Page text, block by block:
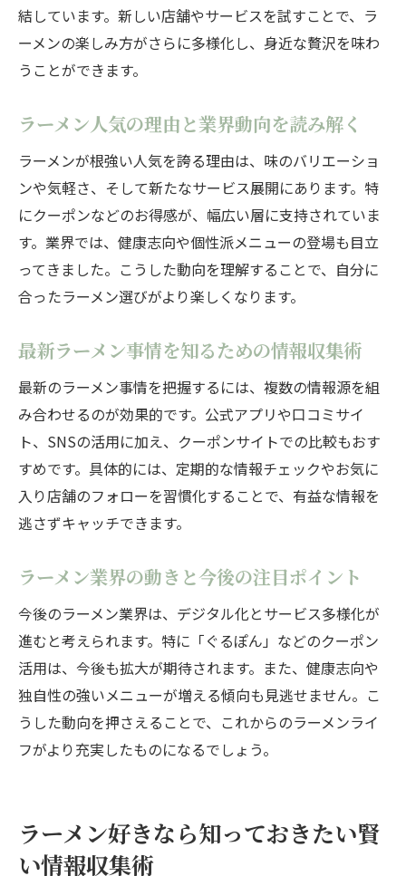
結しています。新しい店舗やサービスを試すことで、ラ
ーメンの楽しみ方がさらに多様化し、身近な贅沢を味わ
うことができます。
ラーメン人気の理由と業界動向を読み解く
ラーメンが根強い人気を誇る理由は、味のバリエーショ
ンや気軽さ、そして新たなサービス展開にあります。特
にクーポンなどのお得感が、幅広い層に支持されていま
す。業界では、健康志向や個性派メニューの登場も目立
ってきました。こうした動向を理解することで、自分に
合ったラーメン選びがより楽しくなります。
最新ラーメン事情を知るための情報収集術
最新のラーメン事情を把握するには、複数の情報源を組
み合わせるのが効果的です。公式アプリや口コミサイ
ト、SNSの活用に加え、クーポンサイトでの比較もおす
すめです。具体的には、定期的な情報チェックやお気に
入り店舗のフォローを習慣化することで、有益な情報を
逃さずキャッチできます。
ラーメン業界の動きと今後の注目ポイント
今後のラーメン業界は、デジタル化とサービス多様化が
進むと考えられます。特に「ぐるぽん」などのクーポン
活用は、今後も拡大が期待されます。また、健康志向や
独自性の強いメニューが増える傾向も見逃せません。こ
うした動向を押さえることで、これからのラーメンライ
フがより充実したものになるでしょう。
ラーメン好きなら知っておきたい賢
い情報収集術